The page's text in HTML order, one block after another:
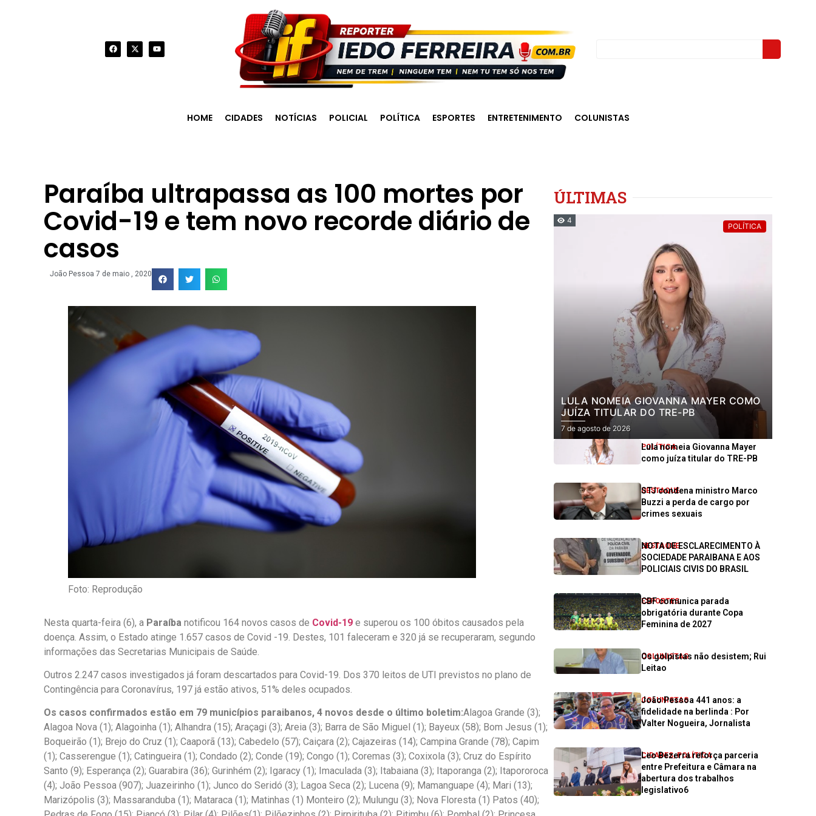
HOME CIDADES NOTÍCIAS POLICIAL POLÍTICA ESPORTES ENTRETENIMENTO COLUNISTAS
Paraíba ultrapassa as 100 mortes por
Covid-19 e tem novo recorde diário de
casos
João Pessoa 7 de maio , 2020
Foto: Reprodução
Nesta quarta-feira (6), a Paraíba notificou 164 novos casos de Covid-19 e superou os 100 óbitos causados pela
doença. Assim, o Estado atinge 1.657 casos de Covid -19. Destes, 101 faleceram e 320 já se recuperaram, segundo
informações das Secretarias Municipais de Saúde.
Outros 2.247 casos investigados já foram descartados para Covid-19. Dos 370 leitos de UTI previstos no plano de
Contingência para Coronavírus, 197 já estão ativos, 51% deles ocupados.
Os casos confirmados estão em 79 municípios paraibanos, 4 novos desde o último boletim:Alagoa Grande (3);
Alagoa Nova (1); Alagoinha (1); Alhandra (15); Araçagi (3); Areia (3); Barra de São Miguel (1); Bayeux (58); Bom Jesus (1);
Boqueirão (1); Brejo do Cruz (1); Caaporã (13); Cabedelo (57); Caiçara (2); Cajazeiras (14); Campina Grande (78); Capim
(1); Casserengue (1); Catingueira (1); Condado (2); Conde (19); Congo (1); Coremas (3); Coxixola (3); Cruz do Espírito
Santo (9); Esperança (2); Guarabira (36); Gurinhém (2); Igaracy (1); Imaculada (3); Itabaiana (3); Itaporanga (2); Itapororoca
(4); João Pessoa (907); Juazeirinho (1); Junco do Seridó (3); Lagoa Seca (2); Lucena (9); Mamanguape (4); Mari (13);
Marizópolis (3); Massaranduba (1); Mataraca (1); Matinhas (1) Monteiro (2); Mulungu (3); Nova Floresta (1) Patos (40);
ÚLTIMAS
4
POLÍTICA
LULA NOMEIA GIOVANNA MAYER COMO
JUÍZA TITULAR DO TRE-PB
7 de agosto de 2026
POLÍTICA
Lula nomeia Giovanna Mayer
como juíza titular do TRE-PB
DESTAQUE
STJ condena ministro Marco
Buzzi a perda de cargo por
crimes sexuais
DESTAQUE
NOTA DE ESCLARECIMENTO À
SOCIEDADE PARAIBANA E AOS
POLICIAIS CIVIS DO BRASIL
ESPORTES
CBF comunica parada
obrigatória durante Copa
Feminina de 2027
COLUNISTAS
Os golpistas não desistem; Rui
Leitao
COLUNISTAS
João Pessoa 441 anos: a
fidelidade na berlinda : Por
Valter Nogueira, Jornalista
CIDADES,POLÍTICA
Leo Bezerra reforça parceria
entre Prefeitura e Câmara na
abertura dos trabalhos
legislativo6